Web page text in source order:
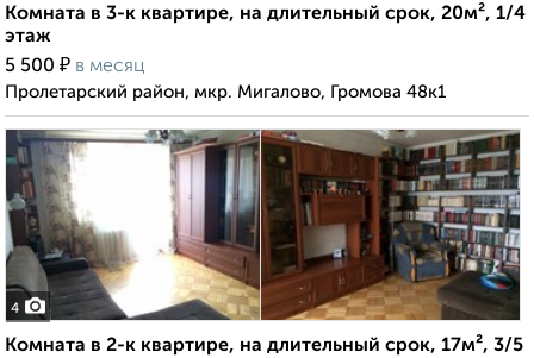
Комната в 3-к квартире, на длительный срок, 20м², 1/4
этаж
5 500 ₽ в месяц
Пролетарский район, мкр. Мигалово, Громова 48к1
4
Комната в 2-к квартире, на длительный срок, 17м², 3/5